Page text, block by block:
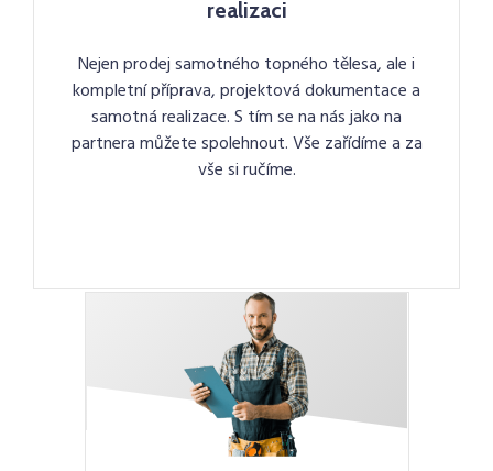
realizaci
Nejen prodej samotného topného tělesa, ale i
kompletní příprava, projektová dokumentace a
samotná realizace. S tím se na nás jako na
partnera můžete spolehnout. Vše zařídíme a za
vše si ručíme.